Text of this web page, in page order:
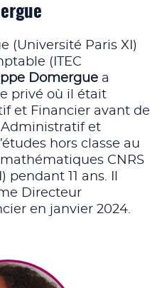
(Université Paris XI)
(ITEC
Domergue a
privé où il était
et Financier avant de
et
hors classe au
CNRS
pendant 11 ans. Il
Directeur
en janvier 2024.